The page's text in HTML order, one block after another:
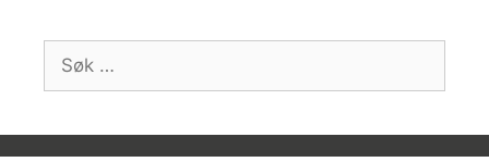
Søk
etter: